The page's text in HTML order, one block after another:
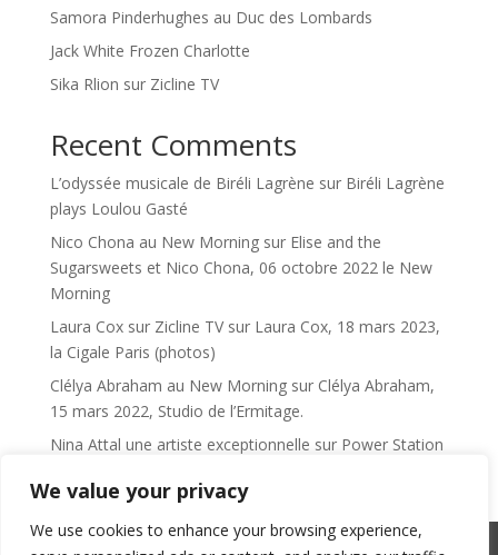
We value your privacy
We use cookies to enhance your browsing experience,
Samora Pinderhughes au Duc des Lombards
Jack White Frozen Charlotte
Sika Rlion sur Zicline TV
Recent Comments
L’odyssée musicale de Biréli Lagrène sur Biréli Lagrène
plays Loulou Gasté
Nico Chona au New Morningsur Elise and the
Sugarsweets et Nico Chona, 06 octobre 2022 le New
Morning
Laura Cox sur Zicline TVsur Laura Cox, 18 mars 2023,
la Cigale Paris (photos)
Clélya Abraham au New Morningsur Clélya Abraham,
15 mars 2022, Studio de l’Ermitage.
Nina Attal une artiste exceptionnelle sur Power Station